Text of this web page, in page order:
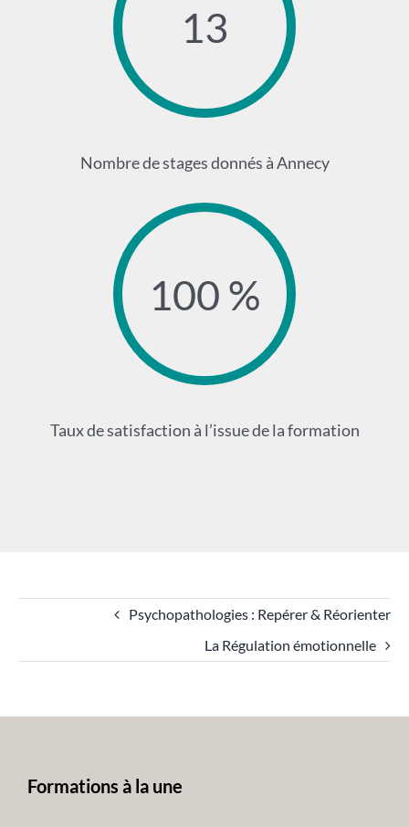
13
Nombre de stages donnés à Annecy
100 %
Taux de satisfaction à l’issue de la formation
Psychopathologies : Repérer & Réorienter
La Régulation émotionnelle
Formations à la une